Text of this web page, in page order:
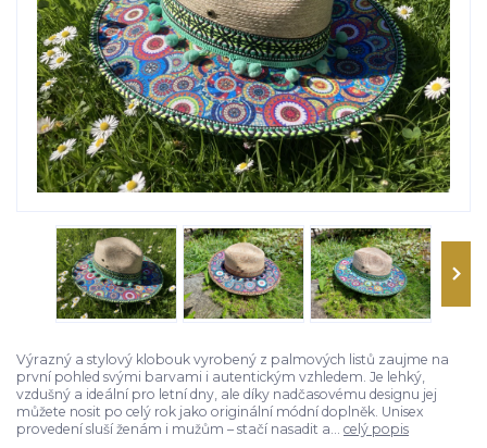
Výrazný a stylový klobouk vyrobený z palmových listů zaujme na
první pohled svými barvami i autentickým vzhledem. Je lehký,
vzdušný a ideální pro letní dny, ale díky nadčasovému designu jej
můžete nosit po celý rok jako originální módní doplněk. Unisex
provedení sluší ženám i mužům – stačí nasadit a... celý popis